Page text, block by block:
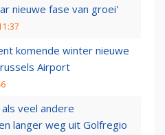
nieuwe fase van groei'
komende winter nieuwe
Airport
veel andere
langer weg uit Golfregio